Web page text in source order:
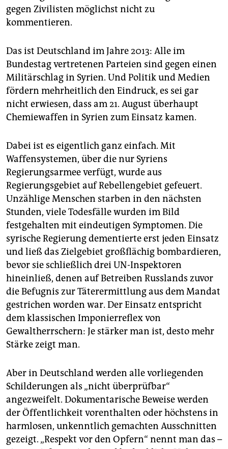
gegen Zivilisten möglichst nicht zu
kommentieren.
Das ist Deutschland im Jahre 2013: Alle im
Bundestag vertretenen Parteien sind gegen einen
Militärschlag in Syrien. Und Politik und Medien
fördern mehrheitlich den Eindruck, es sei gar
nicht erwiesen, dass am 21. August überhaupt
Chemiewaffen in Syrien zum Einsatz kamen.
Dabei ist es eigentlich ganz einfach. Mit
Waffensystemen, über die nur Syriens
Regierungsarmee verfügt, wurde aus
Regierungsgebiet auf Rebellengebiet gefeuert.
Unzählige Menschen starben in den nächsten
Stunden, viele Todesfälle wurden im Bild
festgehalten mit eindeutigen Symptomen. Die
syrische Regierung dementierte erst jeden Einsatz
und ließ das Zielgebiet großflächig bombardieren,
bevor sie schließlich drei UN-Inspektoren
hineinließ, denen auf Betreiben Russlands zuvor
die Befugnis zur Täterermittlung aus dem Mandat
gestrichen worden war. Der Einsatz entspricht
dem klassischen Imponierreflex von
Gewaltherrschern: Je stärker man ist, desto mehr
Stärke zeigt man.
Aber in Deutschland werden alle vorliegenden
Schilderungen als „nicht überprüfbar“
angezweifelt. Dokumentarische Beweise werden
der Öffentlichkeit vorenthalten oder höchstens in
harmlosen, unkenntlich gemachten Ausschnitten
gezeigt. „Respekt vor den Opfern“ nennt man das –